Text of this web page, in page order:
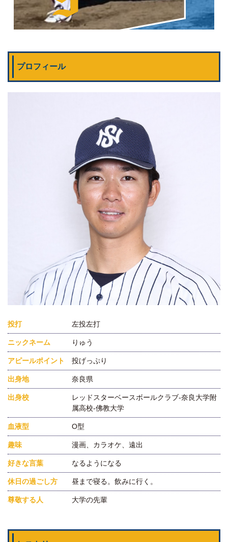
プロフィール
投打 左投左打
ニックネーム りゅう
アピールポイント 投げっぷり
出身地 奈良県
出身校
レッドスターベースボールクラブ‐奈良大学附
属高校‐佛教大学
血液型 O型
趣味 漫画、カラオケ、遠出
好きな言葉 なるようになる
休日の過ごし方 昼まで寝る。飲みに行く。
尊敬する人 大学の先輩